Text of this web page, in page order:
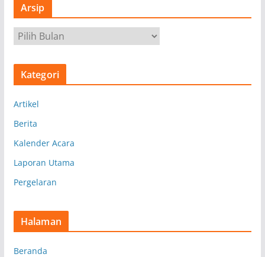
Arsip
r
s
Kategori
Artikel
Berita
Kalender Acara
Laporan Utama
Pergelaran
Halaman
Beranda